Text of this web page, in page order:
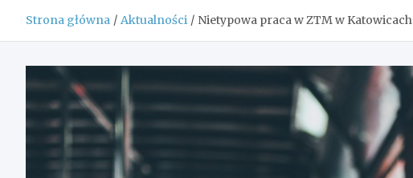
Strona główna Aktualności Nietypowa praca w ZTM w Katowicach